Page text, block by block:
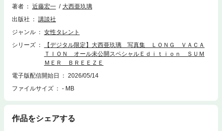
衣装、水着も満載のデジタル限定アナザーエディションをお届けします。
ん”。まるで一緒に旅をしているかのような気分を味わえる、ファン必見の
一冊です。※写真集『LONG VACATION』本編との写真の重複はございま
著者 近藤宏一
大西亜玖璃
出版社
講談社
ジャンル
女性タレント
シリーズ
【デジタル限定】大西亜玖璃 写真集 ＬＯＮＧ ＶＡＣＡ
ＴＩＯＮ オール未公開スペシャルＥｄｉｔｉｏｎ ＳＵＭ
ＭＥＲ ＢＲＥＥＺＥ
電子版配信開始日
2026/05/14
ファイルサイズ
- MB
作品をシェアする